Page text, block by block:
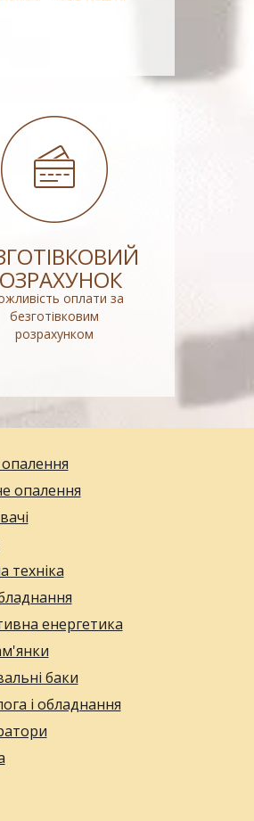
оплати за
безготівковим
розрахунком
опалення
техніка
енергетика
баки
і обладнання